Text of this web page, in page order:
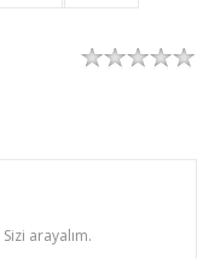
arayalım.